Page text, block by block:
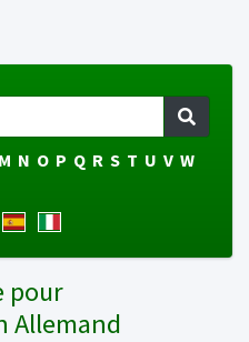
M N O P Q R S T U V W
pour
Allemand